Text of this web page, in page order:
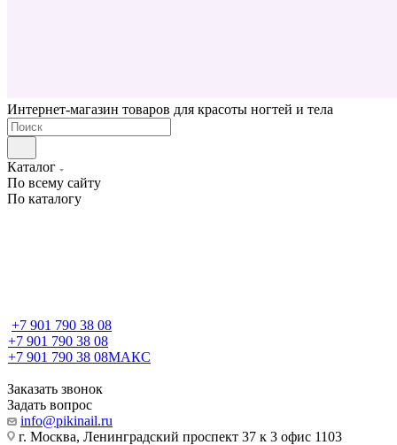
Интернет-магазин товаров для красоты ногтей и тела
Каталог
По всему сайту
По каталогу
+7 901 790 38 08
+7 901 790 38 08
+7 901 790 38 08МАКС
Заказать звонок
Задать вопрос
info@pikinail.ru
г. Москва, Ленинградский проспект 37 к 3 офис 1103